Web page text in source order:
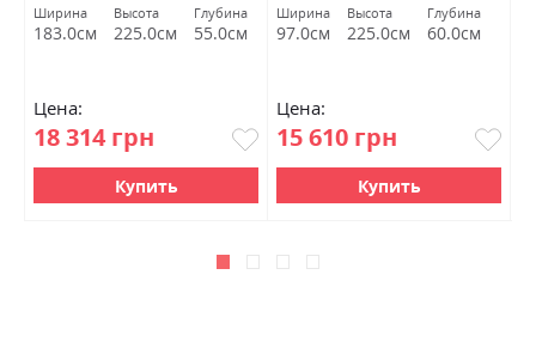
Ширина
183.0см
Высота
225.0см
Глубина
55.0см
Цена:
18 314 грн
Купить
Ширина
97.0см
Высота
225.0см
Глубина
60.0см
Цена:
15 610 грн
Купить